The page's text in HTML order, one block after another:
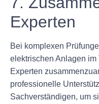
Experten
Bei komplexen
elektrischen Anlagen im
Experten
professionelle
Sachverständigen, um